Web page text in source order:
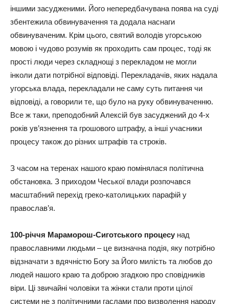
іншими засудженими. Його непередбачувана поява на суді
збентежила обвинувачення та додала наснаги
обвинуваченим. Крім цього, святий володів угорською
мовою і чудово розумів як проходить сам процес, тоді як
прості люди через складнощі з перекладом не могли
інколи дати потрібної відповіді. Перекладачів, яких надала
угорська влада, перекладали не саму суть питання чи
відповіді, а говорили те, що було на руку обвинуваченню.
Все ж таки, преподобний Алексій був засуджений до 4-х
років ув’язнення та грошового штрафу, а інші учасники
процесу також до різних штрафів та строків.
З часом на теренах нашого краю помінялася політична
обстановка. З приходом Чеської влади розпочався
масштабний перехід греко-католицьких парафій у
православ’я.
100-річчя Мараморош-Сиготського процесу над
православними людьми – це визначна подія, яку потрібно
відзначати з вдячністю Богу за Його милість та любов до
людей нашого краю та доброю згадкою про сповідників
віри. Ці звичайні чоловіки та жінки стали проти цілої
системи не з політичними гаслами про визволення народу